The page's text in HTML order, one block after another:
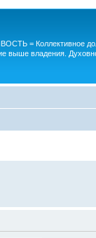
= Коллективное
выше владения.